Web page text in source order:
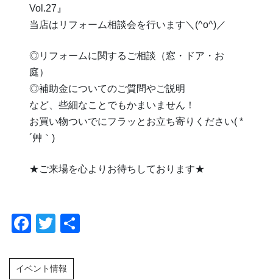
Vol.27』
当店はリフォーム相談会を行います＼(^o^)／
◎リフォームに関するご相談（窓・ドア・お
庭）
◎補助金についてのご質問やご説明
など、些細なことでもかまいません！
お買い物ついでにフラッとお立ち寄りください( *
´艸｀)
★ご来場を心よりお待ちしております★
F
c
T
tt
イベント情報